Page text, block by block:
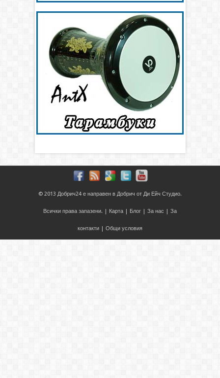
© 2013 Добрич24 е направен в Добрич от Ди Ейч Студио.
Всички права запазени. | Карта Блог За нас За
контакти Общи условия